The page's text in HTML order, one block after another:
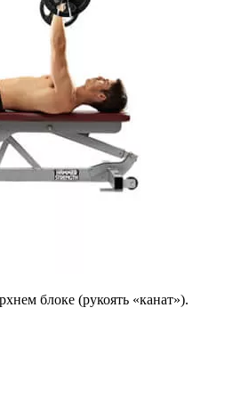
блоке (рукоять «канат»).